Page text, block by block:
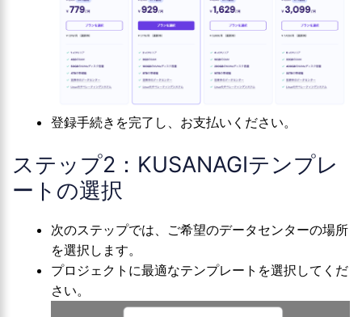
登録手続きを完了し、お支払いください。
ステップ2：KUSANAGIテンプレ
ートの選択
次のステップでは、ご希望のデータセンターの場所
を選択します。
プロジェクトに最適なテンプレートを選択してくだ
さい。